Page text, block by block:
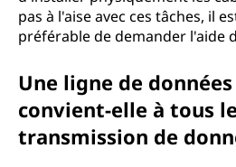
pas à l'aise avec ces tâches, il
préférable de demander l'aide
Une ligne de
convient-elle à tous
transmission de